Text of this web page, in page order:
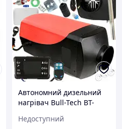
Автономний дизельний
нагрівач Bull-Tech BT-
Недоступний